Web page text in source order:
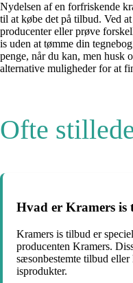
Nydelsen af ​​en forfriskende
til at købe det på tilbud. Ved
producenter eller prøve
is uden at tømme din
penge, når du kan, men husk
alternative muligheder for at
Ofte
Hvad er Kramers is
Kramers is tilbud er
producenten Kramers.
sæsonbestemte tilbud
isprodukter.